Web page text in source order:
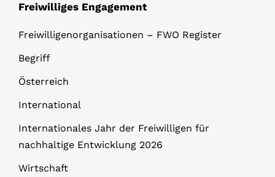
Freiwilliges Engagement
Freiwilligenorganisationen – FWO Register
Begriff
Österreich
International
Internationales Jahr der Freiwilligen für
nachhaltige Entwicklung 2026
Wirtschaft